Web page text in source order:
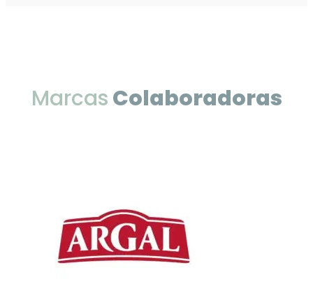
MarcasColaboradoras